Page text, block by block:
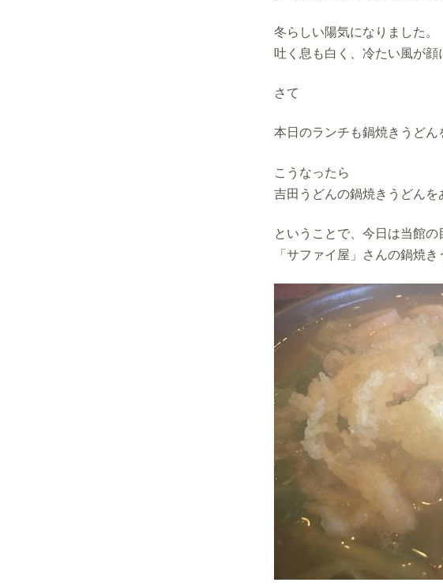
冬らしい陽気になりました。
吐く息も白く、冷たい風が顔
さて
本日のランチも鍋焼きうどん
こうなったら
吉田うどんの鍋焼きうどんを
ということで、今日は当館の
「サファイ屋」さんの鍋焼き